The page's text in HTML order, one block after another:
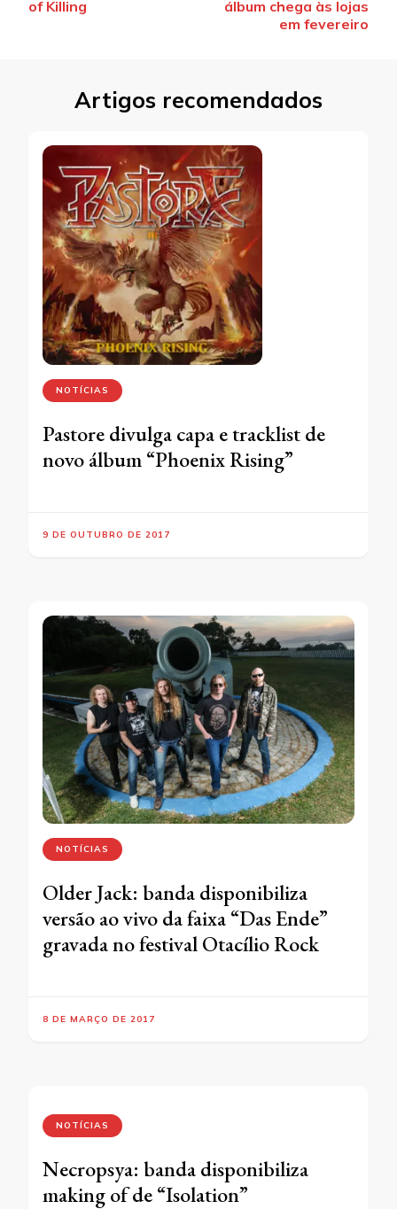
of Killing
álbum chega às lojas
em fevereiro
Artigos recomendados
NOTÍCIAS
Pastore divulga capa e tracklist de
novo álbum “Phoenix Rising”
9 DE OUTUBRO DE 2017
NOTÍCIAS
Older Jack: banda disponibiliza
versão ao vivo da faixa “Das Ende”
gravada no festival Otacílio Rock
8 DE MARÇO DE 2017
NOTÍCIAS
Necropsya: banda disponibiliza
making of de “Isolation”